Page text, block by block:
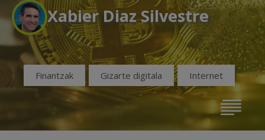
Xabier Diaz Silvestre
Finantzak Gizarte digitala Internet